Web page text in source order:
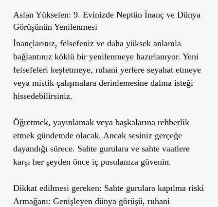
Aslan Yükselen: 9. Evinizde Neptün İnanç ve Dünya
Görüşünün Yenilenmesi
İnançlarınız, felsefeniz ve daha yüksek anlamla
bağlantınız köklü bir yenilenmeye hazırlanıyor. Yeni
felsefeleri keşfetmeye, ruhani yerlere seyahat etmeye
veya mistik çalışmalara derinlemesine dalma isteği
hissedebilirsiniz.
Öğretmek, yayınlamak veya başkalarına rehberlik
etmek gündemde olacak. Ancak sesiniz gerçeğe
dayandığı sürece. Sahte gurulara ve sahte vaatlere
karşı her şeyden önce iç pusulanıza güvenin.
Dikkat edilmesi gereken: Sahte gurulara kapılma riski
Armağanı: Genişleyen dünya görüşü, ruhani